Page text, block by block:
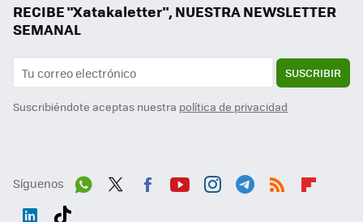
RECIBE "Xatakaletter", NUESTRA NEWSLETTER
SEMANAL
SUSCRIBIR
Suscribiéndote aceptas nuestra política de privacidad
Síguenos